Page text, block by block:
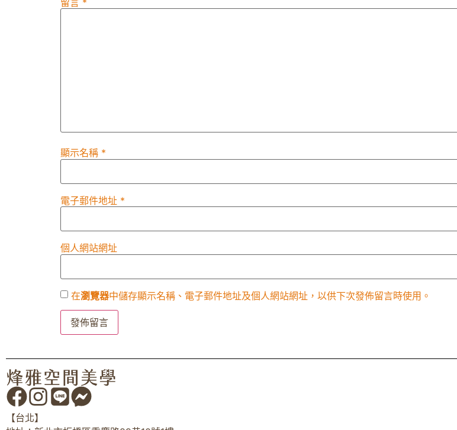
留言 *
顯示名稱 *
電子郵件地址 *
個人網站網址
在瀏覽器中儲存顯示名稱、電子郵件地址及個人網站網址，以供下次發佈留言時使用。
【台北】